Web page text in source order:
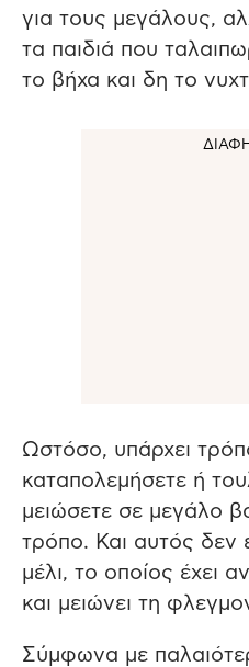
για τους μεγάλους,
τα παιδιά που
το βήχα και δη το
Ωστόσο, υπάρχει
καταπολεμήσετε ή
μειώσετε σε μεγάλο
τρόπο. Και αυτός δεν
μέλι, το οποίος έχει
και μειώνει τη
Σύμφωνα με